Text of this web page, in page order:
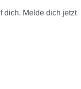
dich. Melde dich jetzt